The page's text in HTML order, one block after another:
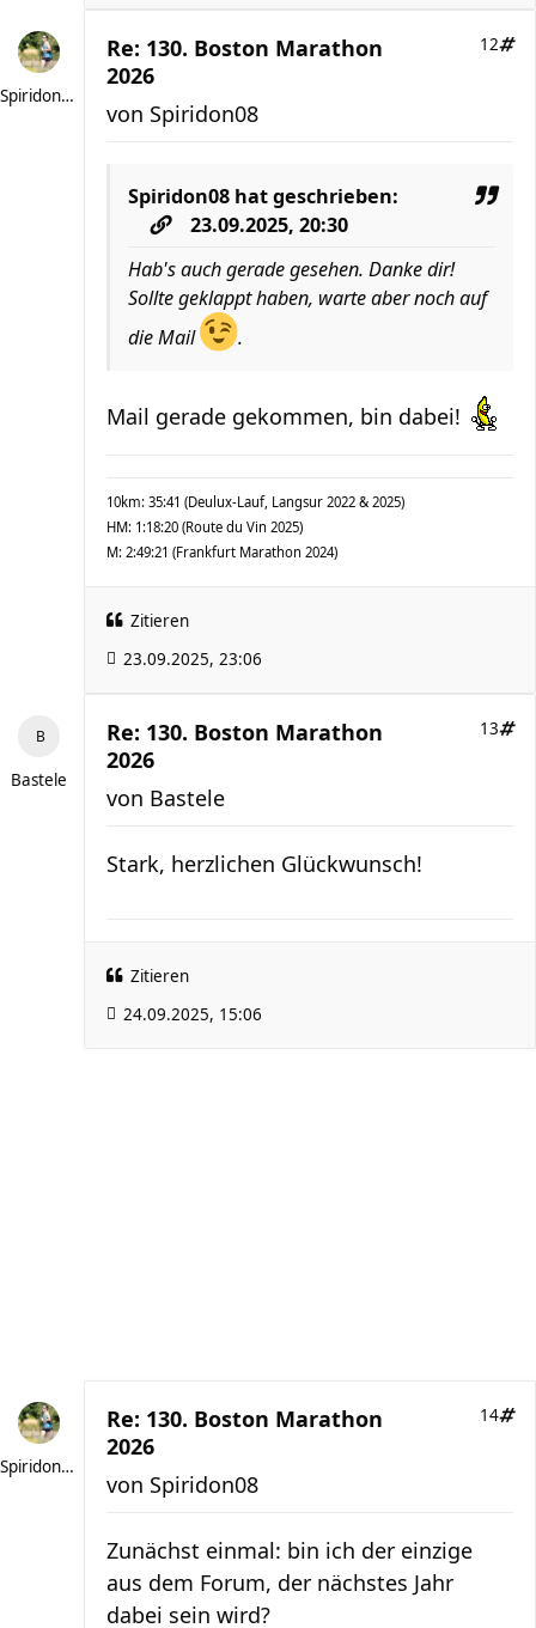
Spiridon08
Re: 130. Boston Marathon
2026
12
von Spiridon08
Spiridon08 hat geschrieben:
23.09.2025, 20:30
Hab's auch gerade gesehen. Danke dir!
Sollte geklappt haben, warte aber noch auf
die Mail
.
Mail gerade gekommen, bin dabei!
10km: 35:41 (Deulux-Lauf, Langsur 2022 & 2025)
HM: 1:18:20 (Route du Vin 2025)
M: 2:49:21 (Frankfurt Marathon 2024)
Zitieren
23.09.2025, 23:06
Bastele
Re: 130. Boston Marathon
2026
13
von Bastele
Stark, herzlichen Glückwunsch!
Zitieren
24.09.2025, 15:06
Spiridon08
Re: 130. Boston Marathon
2026
14
von Spiridon08
Zunächst einmal: bin ich der einzige
aus dem Forum, der nächstes Jahr
dabei sein wird?